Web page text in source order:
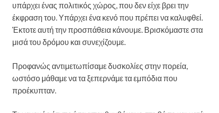
υπάρχει ένας πολιτικός χώρος, που δεν είχε βρει την
έκφραση του. Υπάρχει ένα κενό που πρέπει να καλυφθεί.
Έκτοτε αυτή την προσπάθεια κάνουμε. Βρισκόμαστε στα
μισά του δρόμου και συνεχίζουμε.
Προφανώς αντιμετωπίσαμε δυσκολίες στην πορεία,
ωστόσο μάθαμε να τα ξεπερνάμε τα εμπόδια που
προέκυπταν.